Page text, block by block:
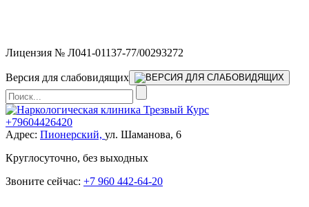
Лицензия № Л041-01137-77/00293272
Версия для слабовидящих
+79604426420
Адрес: Пионерский, ул. Шаманова, 6
Круглосуточно, без выходных
Звоните сейчас: +7 960 442-64-20